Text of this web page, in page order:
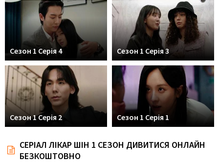
Сезон 1 Серія 4 Сезон 1 Серія 3
Сезон 1 Серія 2 Сезон 1 Серія 1
СЕРІАЛ ЛІКАР ШІН 1 СЕЗОН ДИВИТИСЯ ОНЛАЙН
БЕЗКОШТОВНО